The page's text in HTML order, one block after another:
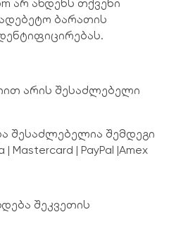
არ ახდენს თქვენი
ბარათის
არის შესაძლებელი
შესაძლებელია შემდეგი
| PayPal |Amex
შეკვეთის